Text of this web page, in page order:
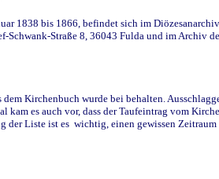
1838 bis 1866, befindet sich im
Schwank-Straße 8, 36043 Fulda und im Archiv
Kirchenbuch wurde bei behalten.
kam es auch vor, dass der Taufeintrag vom
der Liste ist es wichtig, einen gewissen